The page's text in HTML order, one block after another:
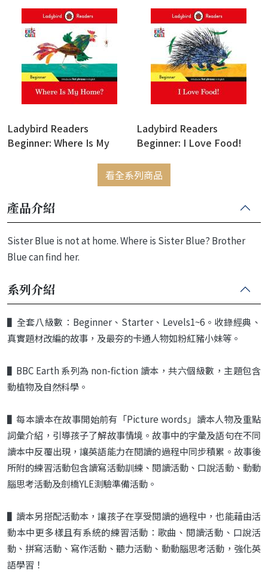
Ladybird Readers
Beginner: Where Is My
Ladybird Readers
Beginner: I Love Food!
看全系列商品
產品介紹
Sister Blue is not at home. Where is Sister Blue? Brother
Blue can find her.
系列介紹
▌ 全套八級數： Beginner、 Starter、 Levels1~6 。收錄經典、
真實題材改編的故事， 及最夯的卡通人物如粉紅豬小妹等。
▌BBC Earth 系列為 non-fiction 讀本，共六個級數，主題包含
動植物及自然科學。
▌每本讀本在故事開始前有「Picture words」讀本人物及重點
詞彙介紹，引導孩子了解故事情境。故事中的字彙及語句在不同
讀本中反覆出現，讓英語能力在閱讀的過程中同步積累。故事後
所附的練習活動包含讀寫活動訓練、閱讀活動、口說活動、動動
腦思考活動及劍橋YLE測驗準備活動。
▌讀本另搭配活動本，讓孩子在享受閱讀的過程中，也能藉由活
動本中更多樣且有系統的練習活動：歌曲、閱讀活動、口說活
動、拼寫活動、寫作活動、聽力活動、動動腦思考活動，強化英
語學習！